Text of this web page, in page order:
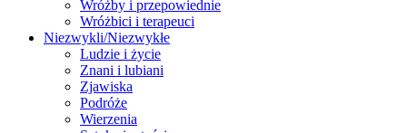
Wróżby i przepowiednie
Wróżbici i terapeuci
Niezwykli/Niezwykłe
Ludzie i życie
Znani i lubiani
Zjawiska
Podróże
Wierzenia